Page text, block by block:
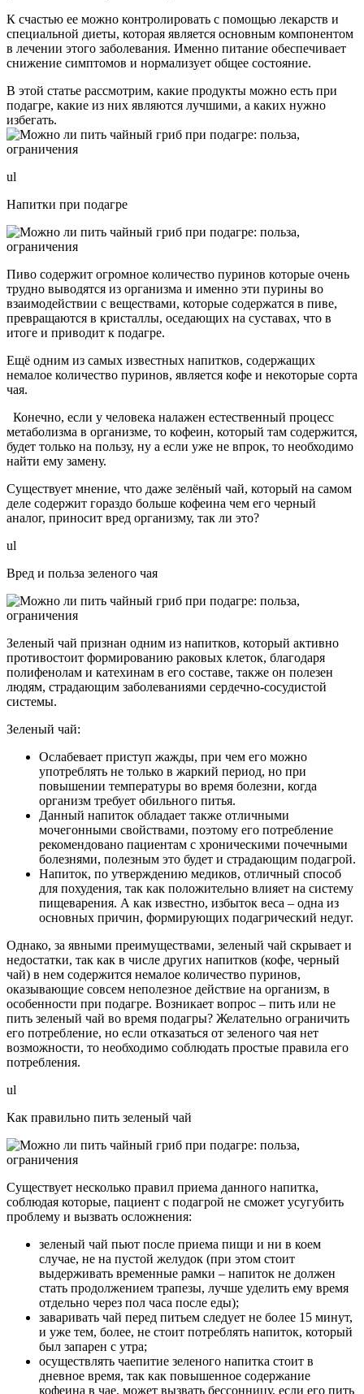
К счастью ее можно контролировать с помощью лекарств и
специальной диеты, которая является основным компонентом
в лечении этого заболевания. Именно питание обеспечивает
снижение симптомов и нормализует общее состояние.
В этой статье рассмотрим, какие продукты можно есть при
подагре, какие из них являются лучшими, а каких нужно
избегать.
ul
Напитки при подагре
Пиво содержит огромное количество пуринов которые очень
трудно выводятся из организма и именно эти пурины во
взаимодействии с веществами, которые содержатся в пиве,
превращаются в кристаллы, оседающих на суставах, что в
итоге и приводит к подагре.
Ещё одним из самых известных напитков, содержащих
немалое количество пуринов, является кофе и некоторые сорта
чая.
Конечно, если у человека налажен естественный процесс
метаболизма в организме, то кофеин, который там содержится,
будет только на пользу, ну а если уже не впрок, то необходимо
найти ему замену.
Существует мнение, что даже зелёный чай, который на самом
деле содержит гораздо больше кофеина чем его черный
аналог, приносит вред организму, так ли это?
ul
Вред и польза зеленого чая
Зеленый чай признан одним из напитков, который активно
противостоит формированию раковых клеток, благодаря
полифенолам и катехинам в его составе, также он полезен
людям, страдающим заболеваниями сердечно-сосудистой
системы.
Зеленый чай:
Ослабевает приступ жажды, при чем его можно
употреблять не только в жаркий период, но при
повышении температуры во время болезни, когда
организм требует обильного питья.
Данный напиток обладает также отличными
мочегонными свойствами, поэтому его потребление
рекомендовано пациентам с хроническими почечными
болезнями, полезным это будет и страдающим подагрой.
Напиток, по утверждению медиков, отличный способ
для похудения, так как положительно влияет на систему
пищеварения. А как известно, избыток веса – одна из
основных причин, формирующих подагрический недуг.
Однако, за явными преимуществами, зеленый чай скрывает и
недостатки, так как в числе других напитков (кофе, черный
чай) в нем содержится немалое количество пуринов,
оказывающие совсем неполезное действие на организм, в
особенности при подагре. Возникает вопрос – пить или не
пить зеленый чай во время подагры? Желательно ограничить
его потребление, но если отказаться от зеленого чая нет
возможности, то необходимо соблюдать простые правила его
потребления.
ul
Как правильно пить зеленый чай
Существует несколько правил приема данного напитка,
соблюдая которые, пациент с подагрой не сможет усугубить
проблему и вызвать осложнения:
зеленый чай пьют после приема пищи и ни в коем
случае, не на пустой желудок (при этом стоит
выдерживать временные рамки – напиток не должен
стать продолжением трапезы, лучше уделить ему время
отдельно через пол часа после еды);
заваривать чай перед питьем следует не более 15 минут,
и уже тем, более, не стоит потреблять напиток, который
был запарен с утра;
осуществлять чаепитие зеленого напитка стоит в
дневное время, так как повышенное содержание
кофеина в чае, может вызвать бессонницу, если его пить